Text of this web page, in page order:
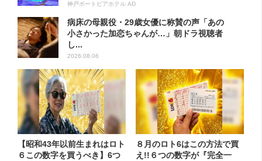
神戸ポートピアホテル AD
病床の母親役・29歳女優に称賛の声「あの
小さかった加恋ちゃんが…」朝ドラ視聴者
し...
2026.08.06
【昭和43年以前生まれはロト
６この数字を買うべき】6つ
８月のロト6はこの方法で買
え!!６つの数字が『完全一